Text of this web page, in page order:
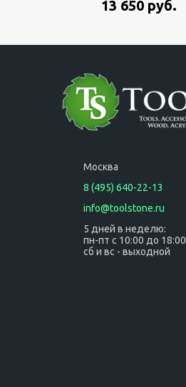
13 650 руб.
Москва
8 (495) 640-22-13
info@toolstone.ru
5 дней в неделю:
пн-пт с 10:00 до 18:00
сб и вс - выходной